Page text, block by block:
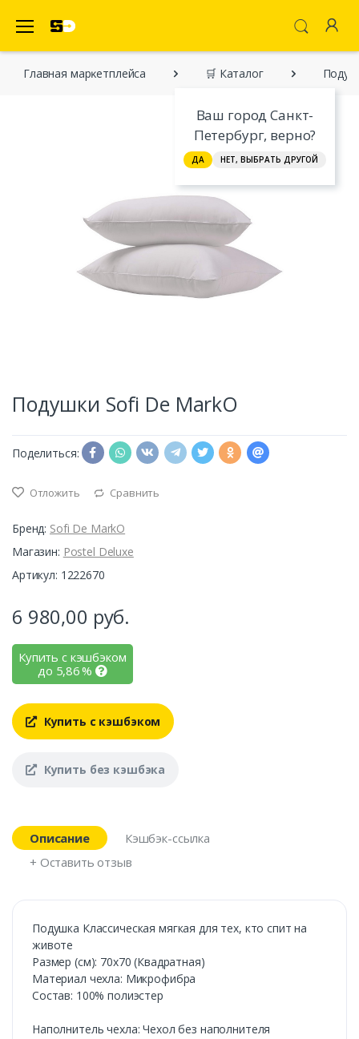
Ваш город Санкт-
Петербург, верно?
ДА НЕТ, ВЫБРАТЬ ДРУГОЙ
Главная марĸетплейса 🛒 Каталог
Подушки Sofi De MarkO
Поделиться:
Отложить Сравнить
Бренд: Sofi De MarkO
Магазин: Postel Deluxe
Артикул: 1222670
6 980,00 руб.
Купить с кэшбэком
до 5,86%
Купить с кэшбэком
Купить без кэшбэка
Описание
Кэшбэк-ссылка
+ Оставить отзыв
Подушка Классическая мягкая для тех, кто спит на
животе
Размер (см): 70х70 (Квадратная)
Материал чехла: Микрофибра
Состав: 100% полиэстер
Наполнитель чехла: Чехол без наполнителя